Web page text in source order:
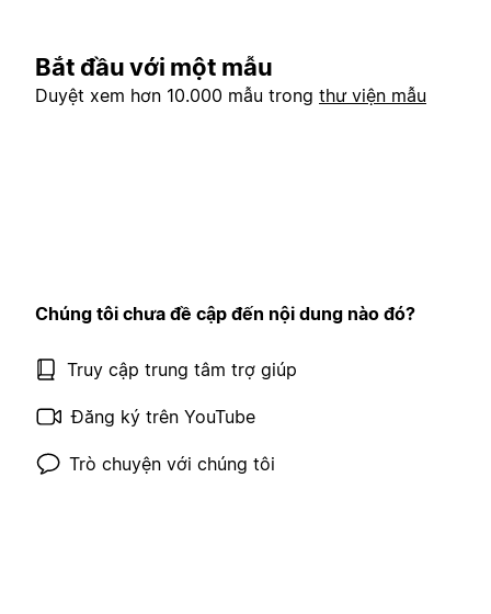
Bắt đầu với một mẫu
Duyệt xem hơn 10.000 mẫu trong thư viện mẫu
Chúng tôi chưa đề cập đến nội dung nào đó?
Truy cập trung tâm trợ giúp
Đăng ký trên YouTube
Trò chuyện với chúng tôi